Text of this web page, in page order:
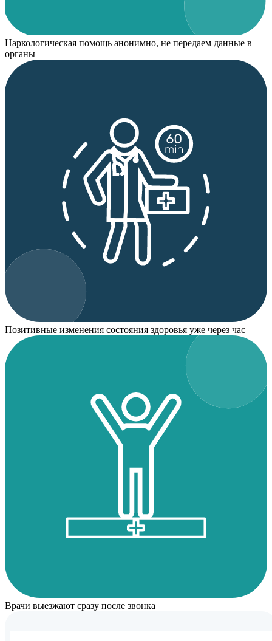
Наркологическая помощь анонимно, не передаем данные в
органы
Позитивные изменения состояния здоровья уже через час
Врачи выезжают сразу после звонка